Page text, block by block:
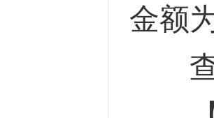
金额
查